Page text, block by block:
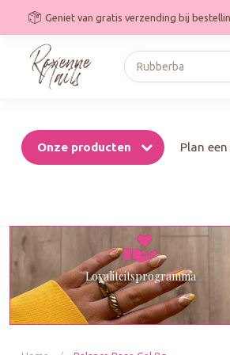
Geniet van gratis verzending bij
Onze producten Plan
Loyaliteitsprogramma